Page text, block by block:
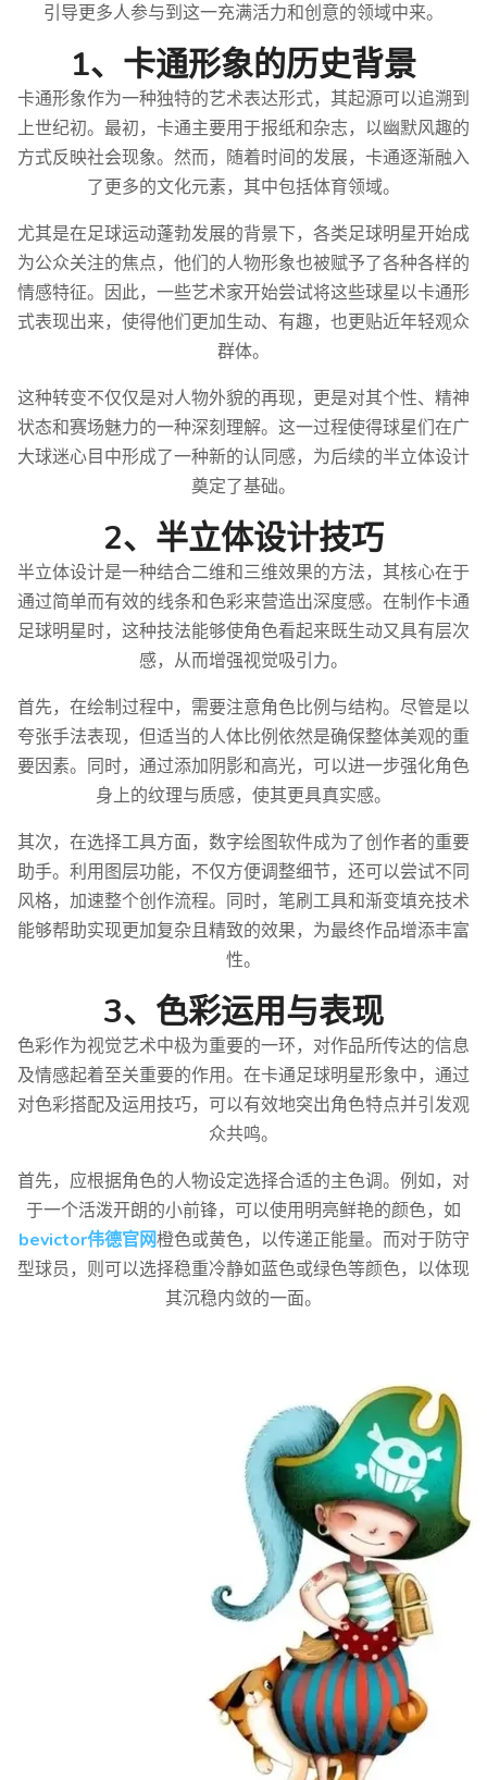
引导更多人参与到这一充满活力和创意的领域中来。
1、卡通形象的历史背景
卡通形象作为一种独特的艺术表达形式，其起源可以追溯到
上世纪初。最初，卡通主要用于报纸和杂志，以幽默风趣的
方式反映社会现象。然而，随着时间的发展，卡通逐渐融入
了更多的文化元素，其中包括体育领域。
尤其是在足球运动蓬勃发展的背景下，各类足球明星开始成
为公众关注的焦点，他们的人物形象也被赋予了各种各样的
情感特征。因此，一些艺术家开始尝试将这些球星以卡通形
式表现出来，使得他们更加生动、有趣，也更贴近年轻观众
群体。
这种转变不仅仅是对人物外貌的再现，更是对其个性、精神
状态和赛场魅力的一种深刻理解。这一过程使得球星们在广
大球迷心目中形成了一种新的认同感，为后续的半立体设计
奠定了基础。
2、半立体设计技巧
半立体设计是一种结合二维和三维效果的方法，其核心在于
通过简单而有效的线条和色彩来营造出深度感。在制作卡通
足球明星时，这种技法能够使角色看起来既生动又具有层次
感，从而增强视觉吸引力。
首先，在绘制过程中，需要注意角色比例与结构。尽管是以
夸张手法表现，但适当的人体比例依然是确保整体美观的重
要因素。同时，通过添加阴影和高光，可以进一步强化角色
身上的纹理与质感，使其更具真实感。
其次，在选择工具方面，数字绘图软件成为了创作者的重要
助手。利用图层功能，不仅方便调整细节，还可以尝试不同
风格，加速整个创作流程。同时，笔刷工具和渐变填充技术
能够帮助实现更加复杂且精致的效果，为最终作品增添丰富
性。
3、色彩运用与表现
色彩作为视觉艺术中极为重要的一环，对作品所传达的信息
及情感起着至关重要的作用。在卡通足球明星形象中，通过
对色彩搭配及运用技巧，可以有效地突出角色特点并引发观
众共鸣。
首先，应根据角色的人物设定选择合适的主色调。例如，对
于一个活泼开朗的小前锋，可以使用明亮鲜艳的颜色，如
bevictor伟德官网橙色或黄色，以传递正能量。而对于防守
型球员，则可以选择稳重冷静如蓝色或绿色等颜色，以体现
其沉稳内敛的一面。